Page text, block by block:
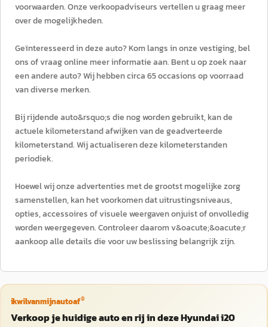
voorwaarden. Onze verkoopadviseurs vertellen u graag meer
over de mogelijkheden.
Geïnteresseerd in deze auto? Kom langs in onze vestiging, bel
ons of vraag online meer informatie aan. Bent u op zoek naar
een andere auto? Wij hebben circa 65 occasions op voorraad
van diverse merken.
Bij rijdende auto&rsquo;s die nog worden gebruikt, kan de
actuele kilometerstand afwijken van de geadverteerde
kilometerstand. Wij actualiseren deze kilometerstanden
periodiek.
Hoewel wij onze advertenties met de grootst mogelijke zorg
samenstellen, kan het voorkomen dat uitrustingsniveaus,
opties, accessoires of visuele weergaven onjuist of onvolledig
worden weergegeven. Controleer daarom v&oacute;&oacute;r
aankoop alle details die voor uw beslissing belangrijk zijn.
ikwilvanmijnautoaf®
Verkoop je huidige auto en rij in deze Hyundai i20